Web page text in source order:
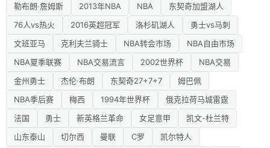
勒布朗·詹姆斯
2013年NBA NBA
东契奇加盟湖人
76人vs热火
2016英超冠军 洛杉矶湖人
勇士vs马刺
文班亚马
克利夫兰骑士 NBA转会市场
NBA自由市场
NBA夏季联赛
NBA交易流言 2002世界杯
NBA交易
金州勇士
杰伦·布朗 东契奇27+7+7
姆巴佩
NBA季后赛
梅西 1994年世界杯
俄克拉荷马城雷霆
法国
勇士 新英格兰革命 女足意甲
凯文-杜兰特
山东泰山
切尔西 曼联 C罗
凯尔特人